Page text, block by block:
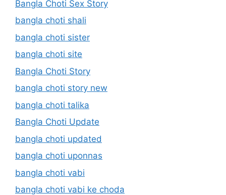
Bangla Choti Sex Story
bangla choti shali
bangla choti sister
bangla choti site
Bangla Choti Story
bangla choti story new
bangla choti talika
Bangla Choti Update
bangla choti updated
bangla choti uponnas
bangla choti vabi
bangla choti vabi ke choda